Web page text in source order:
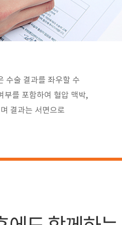
수술 결과를 좌우할 수
부를 포함하여 혈압 맥박,
결과는 서면으로